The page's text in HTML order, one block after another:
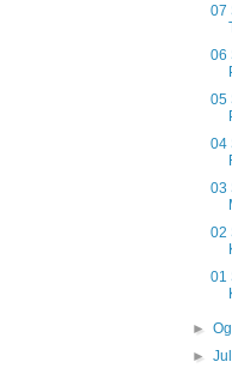
07
06
05
04
03
02
01
►
►